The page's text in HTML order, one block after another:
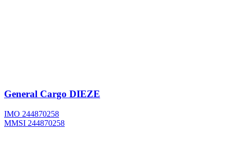
General Cargo DIEZE
IMO 244870258
MMSI 244870258